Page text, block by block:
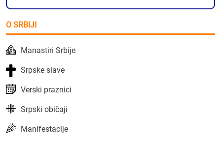
O SRBIJI
Manastiri Srbije
Srpske slave
Verski praznici
Srpski običaji
Manifestacije